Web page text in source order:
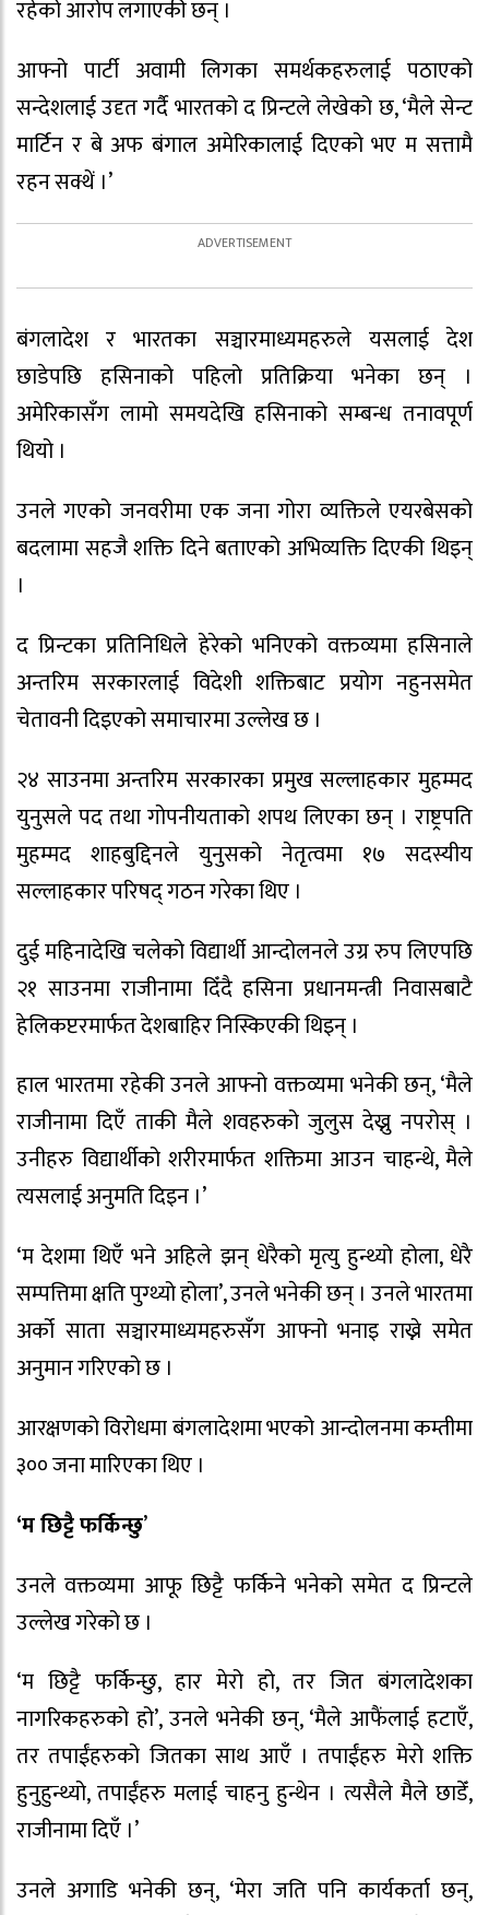
रहेको आरोप लगाएकी छन् ।
आफ्नो पार्टी अवामी लिगका समर्थकहरुलाई पठाएको
सन्देशलाई उदृत गर्दै भारतको द प्रिन्टले लेखेको छ, ‘मैले सेन्ट
मार्टिन र बे अफ बंगाल अमेरिकालाई दिएको भए म सत्तामै
रहन सक्थें ।’
बंगलादेश र भारतका सञ्चारमाध्यमहरुले यसलाई देश
छाडेपछि हसिनाको पहिलो प्रतिक्रिया भनेका छन् ।
अमेरिकासँग लामो समयदेखि हसिनाको सम्बन्ध तनावपूर्ण
थियो ।
उनले गएको जनवरीमा एक जना गोरा व्यक्तिले एयरबेसको
बदलामा सहजै शक्ति दिने बताएको अभिव्यक्ति दिएकी थिइन्
।
द प्रिन्टका प्रतिनिधिले हेरेको भनिएको वक्तव्यमा हसिनाले
अन्तरिम सरकारलाई विदेशी शक्तिबाट प्रयोग नहुनसमेत
चेतावनी दिइएको समाचारमा उल्लेख छ ।
२४ साउनमा अन्तरिम सरकारका प्रमुख सल्लाहकार मुहम्मद
युनुसले पद तथा गोपनीयताको शपथ लिएका छन् । राष्ट्रपति
मुहम्मद शाहबुद्दिनले युनुसको नेतृत्वमा १७ सदस्यीय
सल्लाहकार परिषद् गठन गरेका थिए ।
दुई महिनादेखि चलेको विद्यार्थी आन्दोलनले उग्र रुप लिएपछि
२१ साउनमा राजीनामा दिँदै हसिना प्रधानमन्त्री निवासबाटै
हेलिकप्टरमार्फत देशबाहिर निस्किएकी थिइन् ।
हाल भारतमा रहेकी उनले आफ्नो वक्तव्यमा भनेकी छन्, ‘मैले
राजीनामा दिएँ ताकी मैले शवहरुको जुलुस देख्नु नपरोस् ।
उनीहरु विद्यार्थीको शरीरमार्फत शक्तिमा आउन चाहन्थे, मैले
त्यसलाई अनुमति दिइन ।’
‘म देशमा थिएँ भने अहिले झन् धेरैको मृत्यु हुन्थ्यो होला, धेरै
सम्पत्तिमा क्षति पुग्थ्यो होला’, उनले भनेकी छन् । उनले भारतमा
अर्को साता सञ्चारमाध्यमहरुसँग आफ्नो भनाइ राख्ने समेत
अनुमान गरिएको छ ।
आरक्षणको विरोधमा बंगलादेशमा भएको आन्दोलनमा कम्तीमा
३०० जना मारिएका थिए ।
‘म छिट्टै फर्किन्छु’
उनले वक्तव्यमा आफू छिट्टै फर्किने भनेको समेत द प्रिन्टले
उल्लेख गरेको छ ।
‘म छिट्टै फर्किन्छु, हार मेरो हो, तर जित बंगलादेशका
नागरिकहरुको हो’, उनले भनेकी छन्, ‘मैले आफैंलाई हटाएँ,
तर तपाईंहरुको जितका साथ आएँ । तपाईंहरु मेरो शक्ति
हुनुहुन्थ्यो, तपाईंहरु मलाई चाहनु हुन्थेन । त्यसैले मैले छाडेँ,
राजीनामा दिएँ ।’
उनले अगाडि भनेकी छन्, ‘मेरा जति पनि कार्यकर्ता छन्,